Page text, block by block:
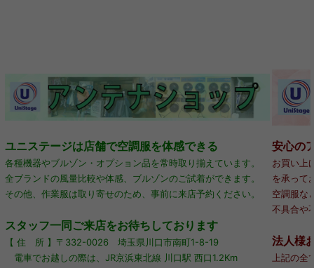
ユニステージは店舗で空調服を体感できる
各種機器やブルゾン・オプション品を常時取り揃えています。
全ブランドの風量比較や体感、ブルゾンのご試着ができます。
その他、作業服は取り寄せのため、事前に来店予約ください。
スタッフ一同ご来店をお待ちしております
【 住 所 】〒332-0026 埼玉県川口市南町1-8-19
電車でお越しの際は、JR京浜東北線 川口駅 西口1.2Km
安心の
お買い上
を承って
空調服な
不具合や
法人様
上記の